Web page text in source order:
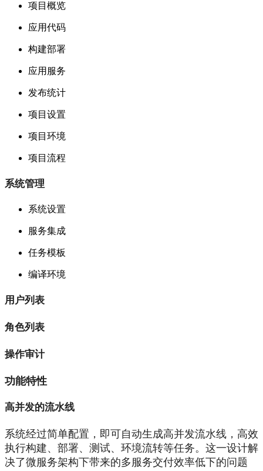
项目概览
应用代码
构建部署
应用服务
发布统计
项目设置
项目环境
项目流程
系统管理
系统设置
服务集成
任务模板
编译环境
用户列表
角色列表
操作审计
功能特性
高并发的流水线
系统经过简单配置，即可自动生成高并发流水线，高效
执行构建、部署、测试、环境流转等任务。这一设计解
决了微服务架构下带来的多服务交付效率低下的问题